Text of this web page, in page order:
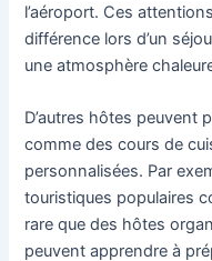
l’aéroport. Ces
différence lors d’un
une atmosphère
D’autres hôtes peuvent
comme des cours de
personnalisées. Par
touristiques populaires
rare que des hôtes
peuvent apprendre à